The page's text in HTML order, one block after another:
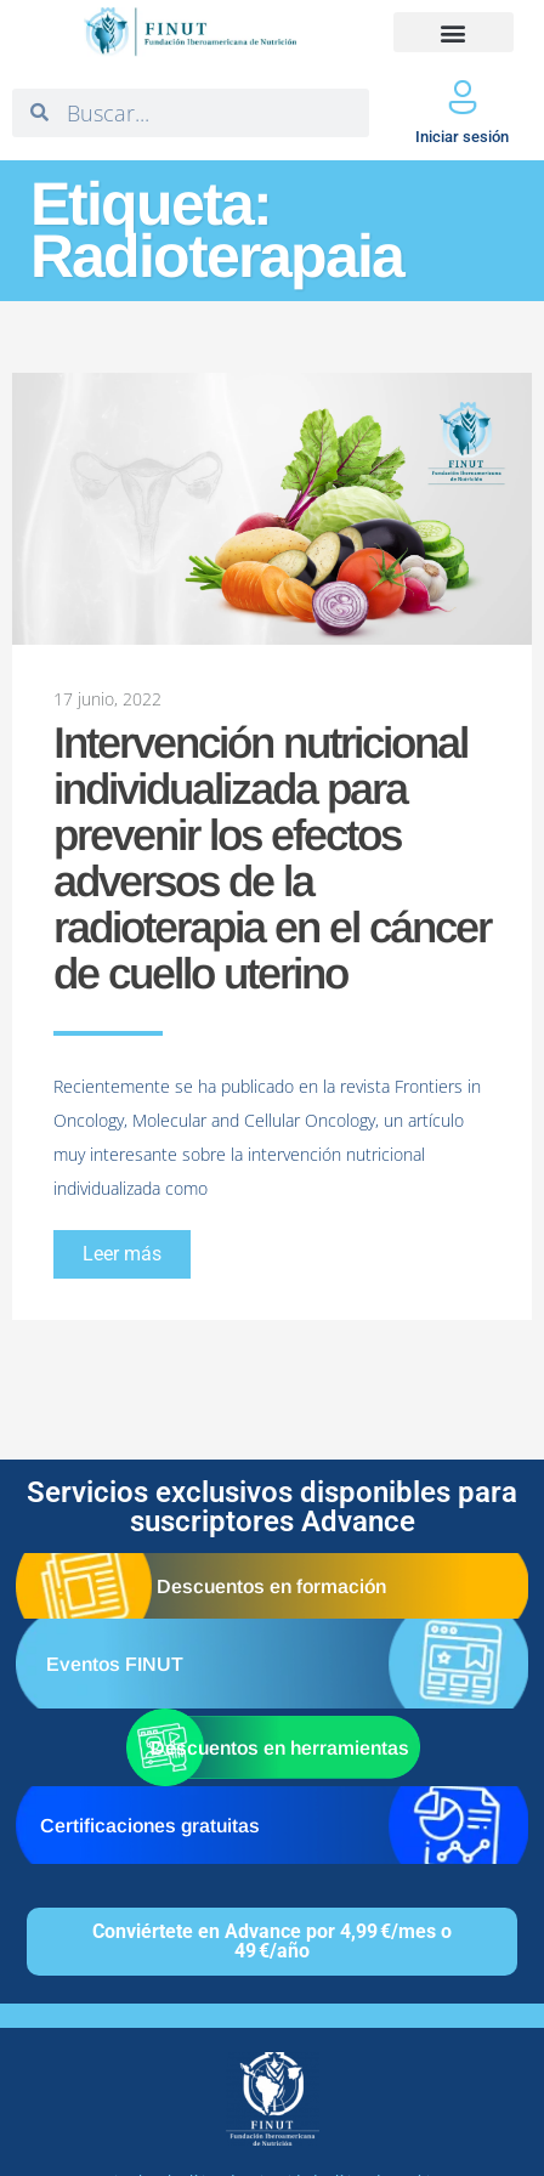
Iniciar sesión
Etiqueta:
Radioterapaia
17 junio, 2022
Intervención nutricional
individualizada para
prevenir los efectos
adversos de la
radioterapia en el cáncer
de cuello uterino
Recientemente se ha publicado en la revista Frontiers in
Oncology, Molecular and Cellular Oncology, un artículo
muy interesante sobre la intervención nutricional
individualizada como
Leer más
Servicios exclusivos disponibles para
suscriptores Advance
Descuentos en formación
Eventos FINUT
Descuentos en herramientas
Certificaciones gratuitas
Conviértete en Advance por 4,99 €/mes o
49 €/año